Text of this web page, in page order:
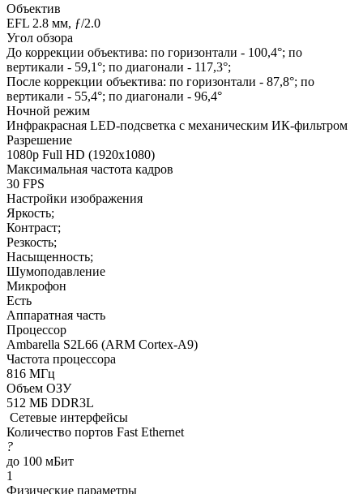
Объектив
EFL 2.8 мм, ƒ/2.0
Угол обзора
До коррекции объектива: по горизонтали - 100,4°; по
вертикали - 59,1°; по диагонали - 117,3°;
После коррекции объектива: по горизонтали - 87,8°; по
вертикали - 55,4°; по диагонали - 96,4°
Ночной режим
Инфракрасная LED-подсветка с механическим ИК-фильтром
Разрешение
1080p Full HD (1920x1080)
Максимальная частота кадров
30 FPS
Настройки изображения
Яркость;
Контраст;
Резкость;
Насыщенность;
Шумоподавление
Микрофон
Есть
Аппаратная часть
Процессор
Ambarella S2L66 (ARM Cortex-A9)
Частота процессора
816 МГц
Объем ОЗУ
512 МБ DDR3L
Сетевые интерфейсы
Количество портов Fast Ethernet
?
до 100 мБит
1
Физические параметры